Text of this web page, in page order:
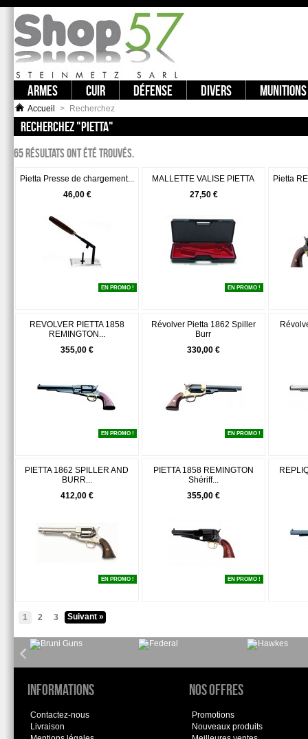
ARMES CUIR DÉFENSE DIVERS MUNITIONS
Accueil > Recherchez
RECHERCHEZ "PIETTA"
65résultats ont été trouvés.
Pietta Presse de chargement...
46,00 €
EN PROMO !
MALLETTE VALISE PIETTA
27,50 €
EN PROMO !
Pietta
REVOLVER PIETTA 1858
REMINGTON...
355,00 €
EN PROMO !
Révolver Pietta 1862 Spiller
Burr
330,00 €
EN PROMO !
PIETTA 1862 SPILLER AND
BURR...
412,00 €
EN PROMO !
PIETTA 1858 REMINGTON
Shériff...
355,00 €
EN PROMO !
1 2 3 Suivant »
Informations
Contactez-nous
Livraison
Nos offres
Promotions
Nouveaux produits